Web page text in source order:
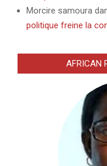
Morcire samoura
politique freine la
AFRICAN